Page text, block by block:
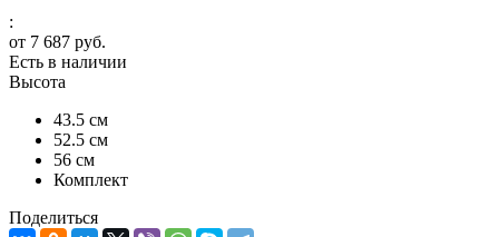
:
от 7 687 руб.
Есть в наличии
Высота
43.5 см
52.5 см
56 см
Комплект
Поделиться